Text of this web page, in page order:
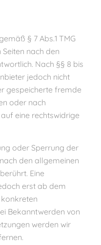
§ 7 Abs.1 TMG
nach den
Nach §§ 8 bis
jedoch nicht
gespeicherte fremde
oder nach
eine rechtswidrige
oder Sperrung der
den allgemeinen
Eine
erst ab dem
Bekanntwerden von
werden wir